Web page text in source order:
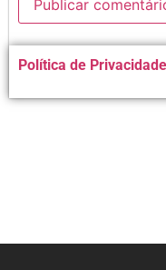
Alternative:
Política de Privacidade